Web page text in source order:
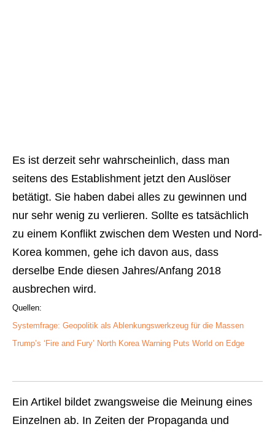
Es ist derzeit sehr wahrscheinlich, dass man
seitens des Establishment jetzt den Auslöser
betätigt. Sie haben dabei alles zu gewinnen und
nur sehr wenig zu verlieren. Sollte es tatsächlich
zu einem Konflikt zwischen dem Westen und Nord-
Korea kommen, gehe ich davon aus, dass
derselbe Ende diesen Jahres/Anfang 2018
ausbrechen wird.
Quellen:
Systemfrage: Geopolitik als Ablenkungswerkzeug für die Massen
Trump’s ‘Fire and Fury’ North Korea Warning Puts World on Edge
Ein Artikel bildet zwangsweise die Meinung eines
Einzelnen ab. In Zeiten der Propaganda und